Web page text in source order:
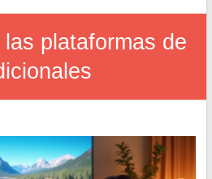
plataformas de